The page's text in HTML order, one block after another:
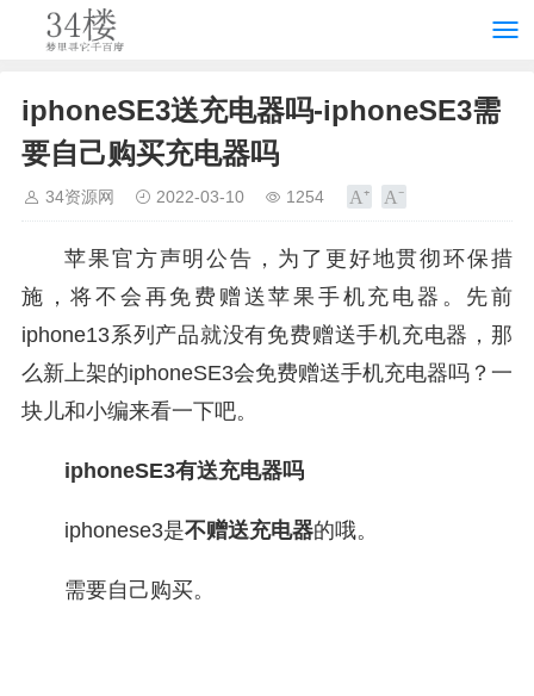
iphoneSE3送充电器吗-iphoneSE3需
要自己购买充电器吗
34资源网 2022-03-10 1254
苹果官方声明公告，为了更好地贯彻环保措
施，将不会再免费赠送苹果手机充电器。先前
iphone13系列产品就没有免费赠送手机充电器，那
么新上架的iphoneSE3会免费赠送手机充电器吗？一
块儿和小编来看一下吧。
iphoneSE3有送充电器吗
iphonese3是不赠送充电器的哦。
需要自己购买。